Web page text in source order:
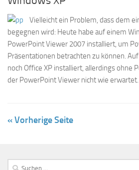
Vielleicht ein Problem, dass dem
begegnen wird: Heute habe auf einem
PowerPoint Viewer 2007 installiert, um
Präsentationen betrachten zu können.
noch Office XP installiert, allerdings ohne
der PowerPoint Viewer nicht wie erwartet.
« Vorherige Seite
Suchen